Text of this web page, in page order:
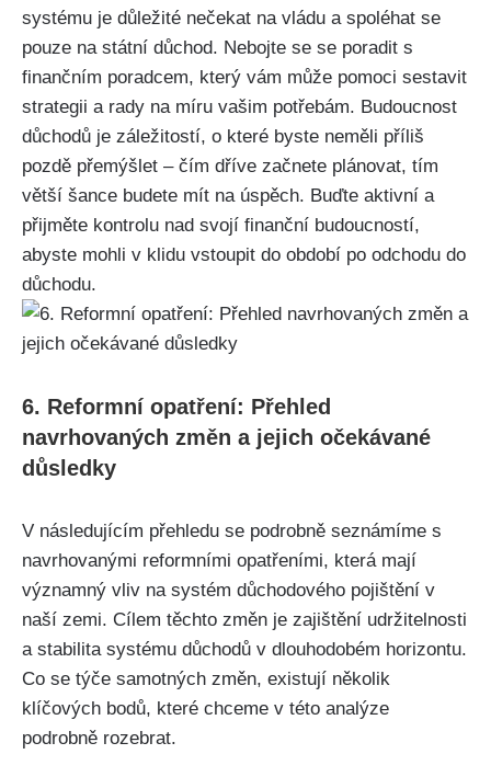
systému je důležité nečekat na vládu a spoléhat se
pouze na státní důchod. Nebojte se se poradit s
finančním poradcem, který vám může pomoci sestavit
strategii a rady na míru vašim potřebám. Budoucnost
důchodů je záležitostí, o které byste neměli příliš
pozdě přemýšlet – čím dříve začnete plánovat, tím
větší šance budete mít na úspěch. Buďte aktivní a
přijměte kontrolu nad svojí finanční budoucností,
abyste mohli v klidu vstoupit do období po odchodu do
důchodu.
6. Reformní opatření: Přehled
navrhovaných změn a jejich očekávané
důsledky
V následujícím přehledu se podrobně seznámíme s
navrhovanými reformními opatřeními, která mají
významný vliv na systém důchodového pojištění v
naší zemi. Cílem těchto změn je zajištění udržitelnosti
a stabilita systému důchodů v dlouhodobém horizontu.
Co se týče samotných změn, existují několik
klíčových bodů, které chceme v této analýze
podrobně rozebrat.